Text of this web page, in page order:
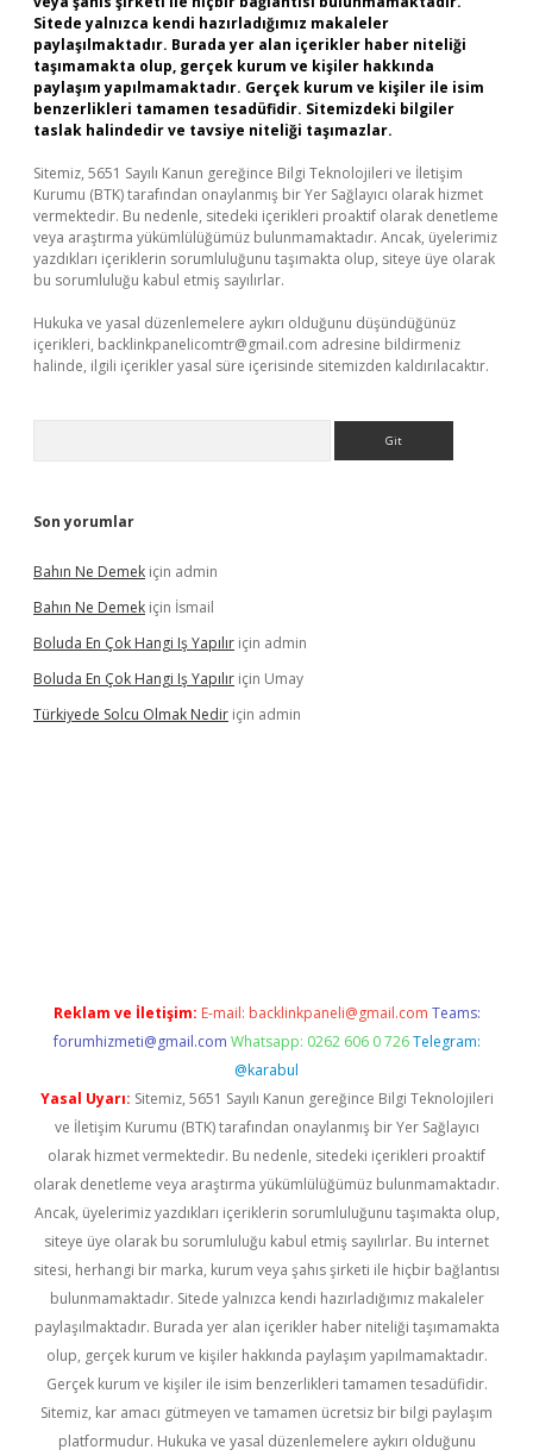
Sitede yalnızca kendi hazırladığımız makaleler
paylaşılmaktadır. Burada yer alan içerikler haber niteliği
taşımamakta olup, gerçek kurum ve kişiler hakkında
paylaşım yapılmamaktadır. Gerçek kurum ve kişiler ile isim
benzerlikleri tamamen tesadüfidir. Sitemizdeki bilgiler
taslak halindedir ve tavsiye niteliği taşımazlar.
Sitemiz, 5651 Sayılı Kanun gereğince Bilgi Teknolojileri ve İletişim
Kurumu (BTK) tarafından onaylanmış bir Yer Sağlayıcı olarak hizmet
vermektedir. Bu nedenle, sitedeki içerikleri proaktif olarak denetleme
veya araştırma yükümlülüğümüz bulunmamaktadır. Ancak, üyelerimiz
yazdıkları içeriklerin sorumluluğunu taşımakta olup, siteye üye olarak
bu sorumluluğu kabul etmiş sayılırlar.
Hukuka ve yasal düzenlemelere aykırı olduğunu düşündüğünüz
içerikleri, backlinkpanelicomtr@gmail.com adresine bildirmeniz
halinde, ilgili içerikler yasal süre içerisinde sitemizden kaldırılacaktır.
Son yorumlar
Bahın Ne Demek için admin
Bahın Ne Demek için İsmail
Boluda En Çok Hangi Iş Yapılır için admin
Boluda En Çok Hangi Iş Yapılır için Umay
Türkiyede Solcu Olmak Nedir için admin
Reklam ve İletişim: E-mail: backlinkpaneli@gmail.com Teams:
forumhizmeti@gmail.com Whatsapp: 0262 606 0 726 Telegram:
@karabul
Yasal Uyarı: Sitemiz, 5651 Sayılı Kanun gereğince Bilgi Teknolojileri
ve İletişim Kurumu (BTK) tarafından onaylanmış bir Yer Sağlayıcı
olarak hizmet vermektedir. Bu nedenle, sitedeki içerikleri proaktif
olarak denetleme veya araştırma yükümlülüğümüz bulunmamaktadır.
Ancak, üyelerimiz yazdıkları içeriklerin sorumluluğunu taşımakta olup,
siteye üye olarak bu sorumluluğu kabul etmiş sayılırlar. Bu internet
sitesi, herhangi bir marka, kurum veya şahıs şirketi ile hiçbir bağlantısı
bulunmamaktadır. Sitede yalnızca kendi hazırladığımız makaleler
paylaşılmaktadır. Burada yer alan içerikler haber niteliği taşımamakta
olup, gerçek kurum ve kişiler hakkında paylaşım yapılmamaktadır.
Gerçek kurum ve kişiler ile isim benzerlikleri tamamen tesadüfidir.
Sitemiz, kar amacı gütmeyen ve tamamen ücretsiz bir bilgi paylaşım
platformudur. Hukuka ve yasal düzenlemelere aykırı olduğunu